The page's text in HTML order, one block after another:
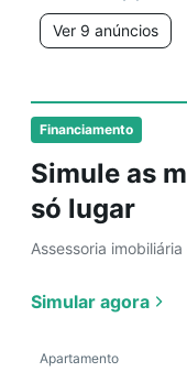
Financiamento
Simule as
só lugar
Assessoria
Simular agora
Ver 9 anúncios
Apartamento